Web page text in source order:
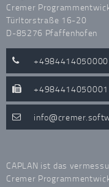
Cremer
Türltorstraße 16-20
D-85276 Pfaffenhofen
+4984414050000
+4984414050001
info
CAPLAN ist das
Cremer